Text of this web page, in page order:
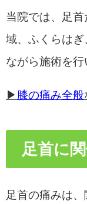
当院では、足
域、ふくらは
ながら施術を行
▶ 膝の痛み全般
足首に
足首の痛みは